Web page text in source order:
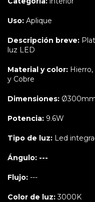
Uso: Aplique
Descripción breve:
luz LED
Material y color:
y Cobre
Dimensiones:
Potencia: 9.6W
Tipo de luz: Led
Ángulo: ---
Flujo: ---
Color de luz:3000K